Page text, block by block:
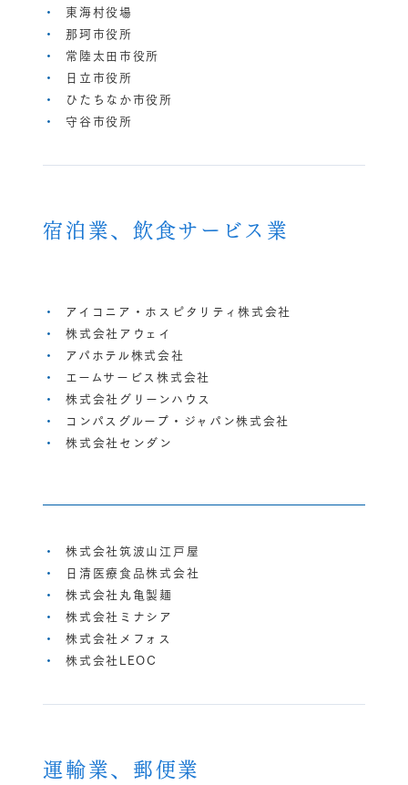
東海村役場
那珂市役所
常陸太田市役所
日立市役所
ひたちなか市役所
守谷市役所
宿泊業、飲食サービス業
アイコニア・ホスピタリティ株式会社
株式会社アウェイ
アパホテル株式会社
エームサービス株式会社
株式会社グリーンハウス
コンパスグループ・ジャパン株式会社
株式会社センダン
株式会社筑波山江戸屋
日清医療食品株式会社
株式会社丸亀製麺
株式会社ミナシア
株式会社メフォス
株式会社LEOC
運輸業、郵便業